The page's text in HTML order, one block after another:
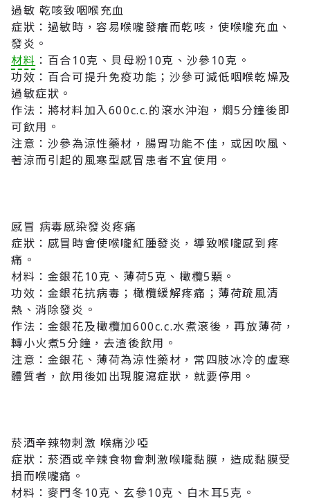
過敏 乾咳致咽喉充血
症狀：過敏時，容易喉嚨發癢而乾咳，使喉嚨充血、
發炎。
材料 ：百合10克、貝母粉10克、沙參10克。
功效：百合可提升免疫功能；沙參可減低咽喉乾燥及
過敏症狀。
作法：將材料加入600c.c.的滾水沖泡，燜5分鐘後即
可飲用。
注意：沙參為涼性藥材，腸胃功能不佳，或因吹風、
著涼而引起的風寒型感冒患者不宜使用。
感冒 病毒感染發炎疼痛
症狀：感冒時會使喉嚨紅腫發炎，導致喉嚨感到疼
痛。
材料：金銀花10克、薄荷5克、橄欖5顆。
功效：金銀花抗病毒；橄欖緩解疼痛；薄荷疏風清
熱、消除發炎。
作法：金銀花及橄欖加600c.c.水煮滾後，再放薄荷，
轉小火煮5分鐘，去渣後飲用。
注意：金銀花、薄荷為涼性藥材，常四肢冰冷的虛寒
體質者，飲用後如出現腹瀉症狀，就要停用。
菸酒辛辣物刺激 喉痛沙啞
症狀：菸酒或辛辣食物會刺激喉嚨黏膜，造成黏膜受
損而喉嚨痛。
材料：麥門冬10克、玄參10克、白木耳5克。